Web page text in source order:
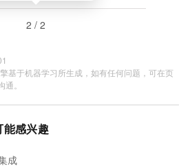
2 / 2
基于机器学习所生成，如有任何问题，可在页
。
感兴趣
成